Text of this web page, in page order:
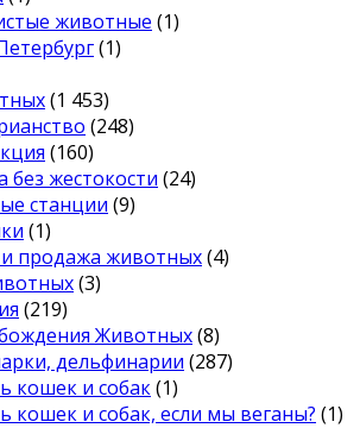
животные (1)
(1)
(1 453)
(248)
(160)
без жестокости (24)
станции (9)
(1)
продажа животных(4)
(3)
(219)
Животных(8)
дельфинарии (287)
кошек и собак(1)
кошек и собак, если мы веганы? (1)